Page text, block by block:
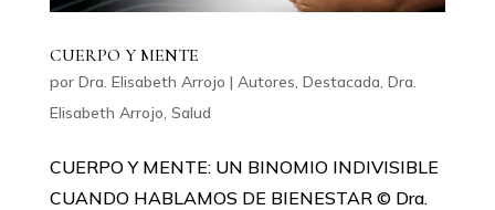
CUERPO Y MENTE
por Dra. Elisabeth Arrojo | Autores, Destacada, Dra.
Elisabeth Arrojo, Salud
CUERPO Y MENTE: UN BINOMIO INDIVISIBLE
CUANDO HABLAMOS DE BIENESTAR © Dra.